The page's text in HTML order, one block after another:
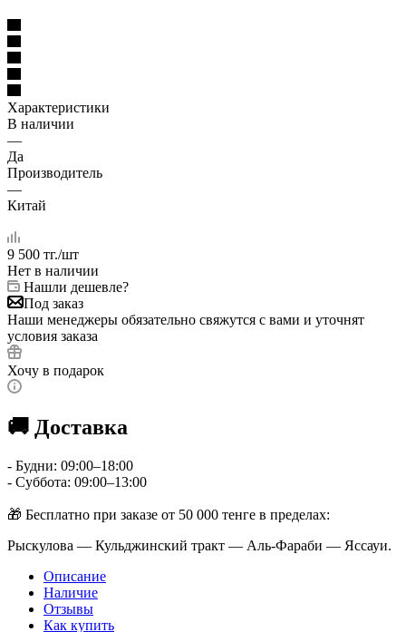
Характеристики
В наличии
—
Да
Производитель
—
Китай
9 500 тг./шт
Нет в наличии
Нашли дешевле?
Под заказ
Наши менеджеры обязательно свяжутся с вами и уточнят
условия заказа
Хочу в подарок
🚚 Доставка
- Будни: 09:00–18:00
- Суббота: 09:00–13:00
🎁 Бесплатно при заказе от 50 000 тенге в пределах:
Рыскулова — Кульджинский тракт — Аль-Фараби — Яссауи.
Описание
Наличие
Отзывы
Как купить